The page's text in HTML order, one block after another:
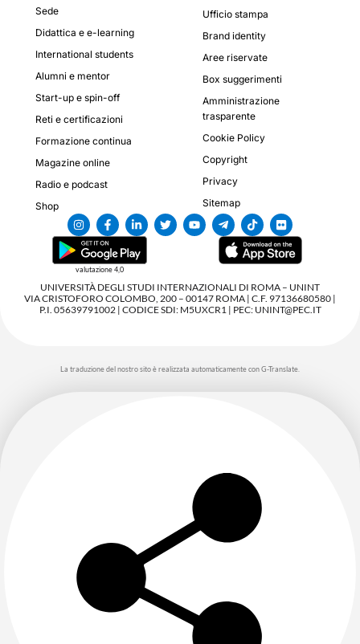
Sede
Didattica e e-learning
International students
Alumni e mentor
Start-up e spin-off
Reti e certificazioni
Formazione continua
Magazine online
Radio e podcast
Shop
Ufficio stampa
Brand identity
Aree riservate
Box suggerimenti
Amministrazione
trasparente
Cookie Policy
Copyright
Privacy
Sitemap
valutazione 4,0
UNIVERSITÀ DEGLI STUDI INTERNAZIONALI DI ROMA – UNINT
VIA CRISTOFORO COLOMBO, 200 – 00147 ROMA | C.F. 97136680580 |
P.I. 05639791002 | CODICE SDI: M5UXCR1 | PEC: UNINT@PEC.IT
La traduzione del nostro sito è realizzata automaticamente con G-Translate.